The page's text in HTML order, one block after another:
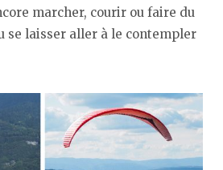
marcher, courir ou faire du
se laisser aller à le contempler